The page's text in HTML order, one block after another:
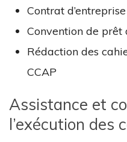
Contrat d’entreprise
Convention de
Rédaction des
CCAP
Assistance et
l’exécution des